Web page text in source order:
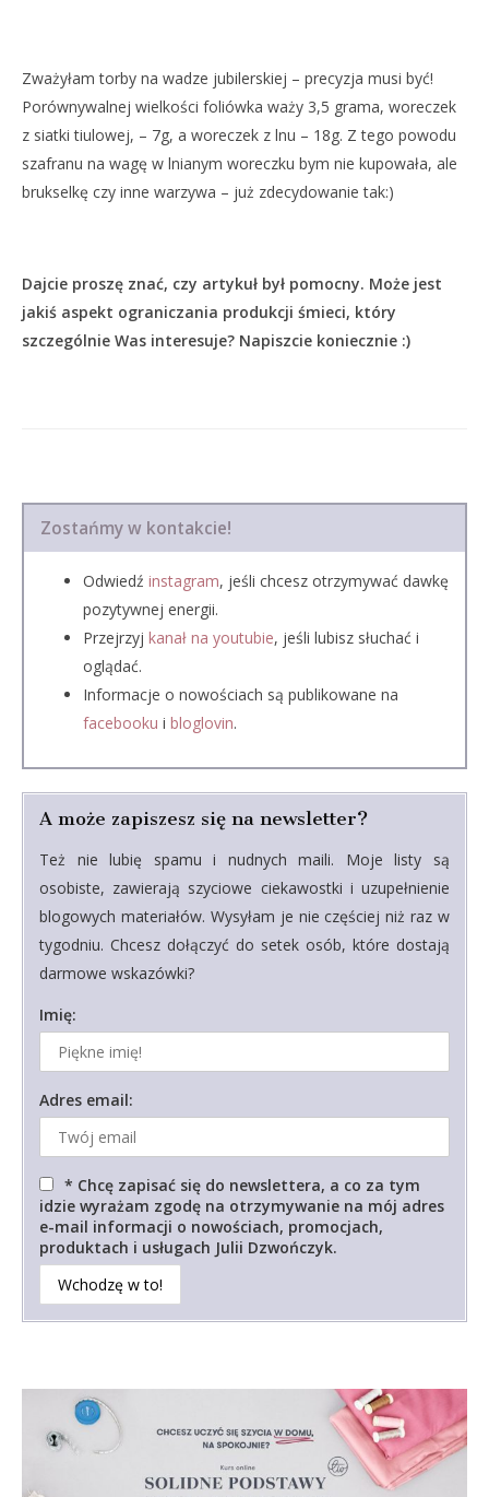
Zważyłam torby na wadze jubilerskiej – precyzja musi być!
Porównywalnej wielkości foliówka waży 3,5 grama, woreczek
z siatki tiulowej, – 7g, a woreczek z lnu – 18g. Z tego powodu
szafranu na wagę w lnianym woreczku bym nie kupowała, ale
brukselkę czy inne warzywa – już zdecydowanie tak:)
Dajcie proszę znać, czy artykuł był pomocny. Może jest
jakiś aspekt ograniczania produkcji śmieci, który
szczególnie Was interesuje? Napiszcie koniecznie :)
Zostańmy w kontakcie!
Odwiedź instagram, jeśli chcesz otrzymywać dawkę
pozytywnej energii.
Przejrzyj kanał na youtubie, jeśli lubisz słuchać i
oglądać.
Informacje o nowościach są publikowane na
facebooku i bloglovin.
A może zapiszesz się na newsletter?
Też nie lubię spamu i nudnych maili. Moje listy są
osobiste, zawierają szyciowe ciekawostki i uzupełnienie
blogowych materiałów. Wysyłam je nie częściej niż raz w
tygodniu. Chcesz dołączyć do setek osób, które dostają
darmowe wskazówki?
Imię:
Adres email:
* Chcę zapisać się do newslettera, a co za tym
idzie wyrażam zgodę na otrzymywanie na mój adres
e-mail informacji o nowościach, promocjach,
produktach i usługach Julii Dzwończyk.